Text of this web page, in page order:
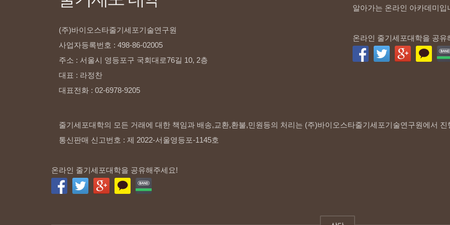
(주)바이오스타줄기세포기술연구원
사업자등록번호 : 498-86-02005
주소 : 서울시 영등포구 국회대로76길 10, 2층
대표 : 라정찬
대표전화 : 02-6978-9205
알아가는 온라인 아카데미입
온라인 줄기세포대학을 공유
줄기세포대학의 모든 거래에 대한 책임과 배송,교환,환불,민원등의 처리는 (주)바이오스타줄기세포기술연구원에서 진
통신판매 신고번호 : 제 2022-서울영등포-1145호
온라인 줄기세포대학을 공유해주세요!